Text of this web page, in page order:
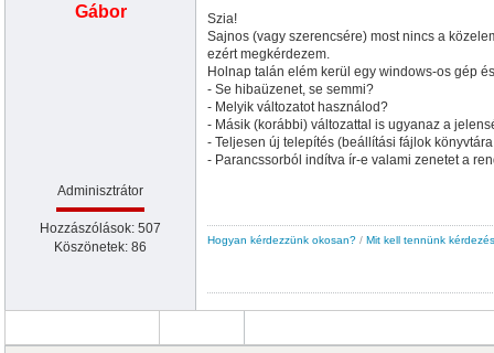
Gábor
Adminisztrátor
Hozzászólások: 507
Köszönetek: 86
Szia!
Sajnos (vagy szerencsére) most nincs a
ezért megkérdezem.
Holnap talán elém kerül egy windows-os gép
- Se hibaüzenet, se semmi?
- Melyik változatot használod?
- Másik (korábbi) változattal is ugyanaz a
- Teljesen új telepítés (beállítási fájlok
- Parancssorból indítva ír-e valami zenetet a
Hogyan kérdezzünk okosan? / Mit kell tennünk